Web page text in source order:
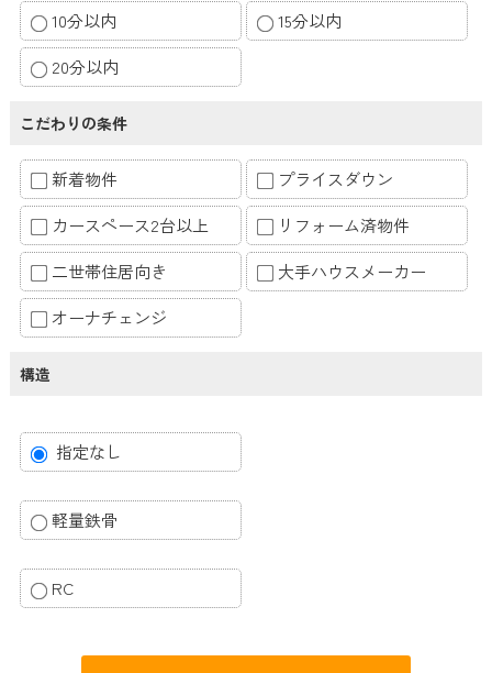
10分以内
15分以内
20分以内
こだわりの条件
新着物件
プライスダウン
カースペース2台以上
リフォーム済物件
二世帯住居向き
大手ハウスメーカー
オーナチェンジ
構造
指定なし
軽量鉄骨
RC